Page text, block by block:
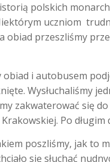
polskich
uczniom
obiad przeszliśmy
obiad i autobusem
Wysłuchaliśmy
zakwaterować się
Po
poszliśmy, jak to
się słuchać